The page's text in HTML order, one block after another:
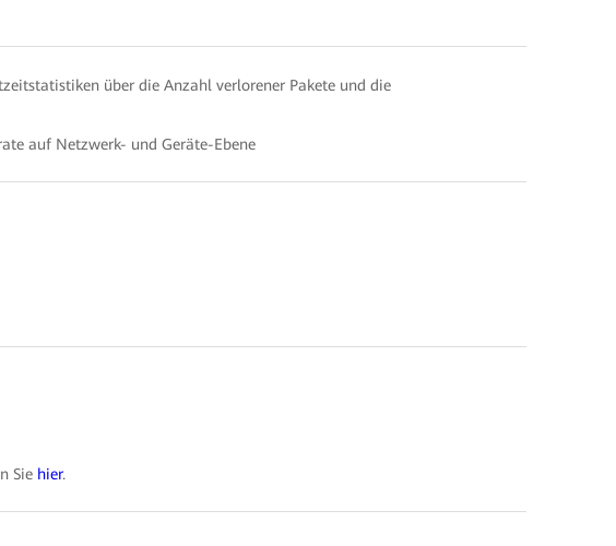
über die Anzahl verlorener Pakete und die
auf Netzwerk- und Geräte-Ebene
Sie hier.